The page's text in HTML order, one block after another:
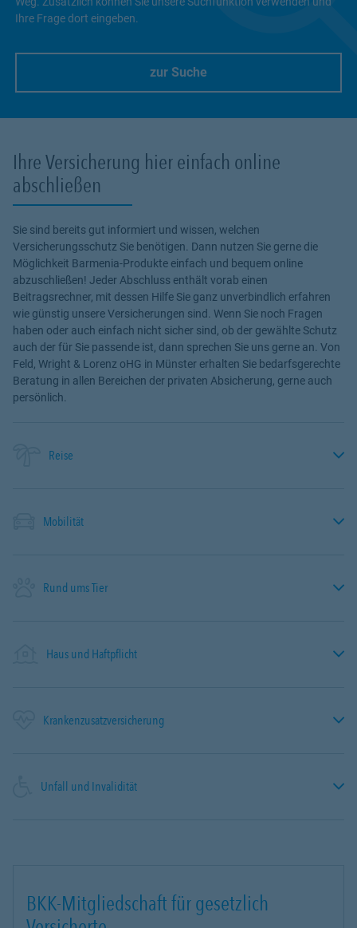
Ihre Frage dort eingeben.
zur Suche
Ihre Versicherung hier einfach online
abschließen
Sie sind bereits gut informiert und wissen, welchen
Versicherungsschutz Sie benötigen. Dann nutzen Sie gerne die
Möglichkeit Barmenia-Produkte einfach und bequem online
abzuschließen! Jeder Abschluss enthält vorab einen
Beitragsrechner, mit dessen Hilfe Sie ganz unverbindlich erfahren
wie günstig unsere Versicherungen sind. Wenn Sie noch Fragen
haben oder auch einfach nicht sicher sind, ob der gewählte Schutz
auch der für Sie passende ist, dann sprechen Sie uns gerne an. Von
Feld, Wright & Lorenz oHG in Münster erhalten Sie bedarfsgerechte
Beratung in allen Bereichen der privaten Absicherung, gerne auch
persönlich.
Reise
Mobilität
Rund ums Tier
Haus und Haftpflicht
Krankenzusatzversicherung
Unfall und Invalidität
BKK-Mitgliedschaft für gesetzlich